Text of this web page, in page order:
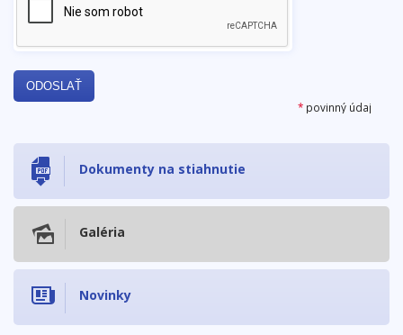
* povinný údaj
Dokumenty na stiahnutie
Galéria
Novinky